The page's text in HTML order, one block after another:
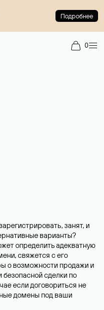
Подробнее
0
занят, и
варианты?
определить адекватную
свяжется с его
о возможности продажи и
безопасной сделки по
если договориться не
домены под ваши